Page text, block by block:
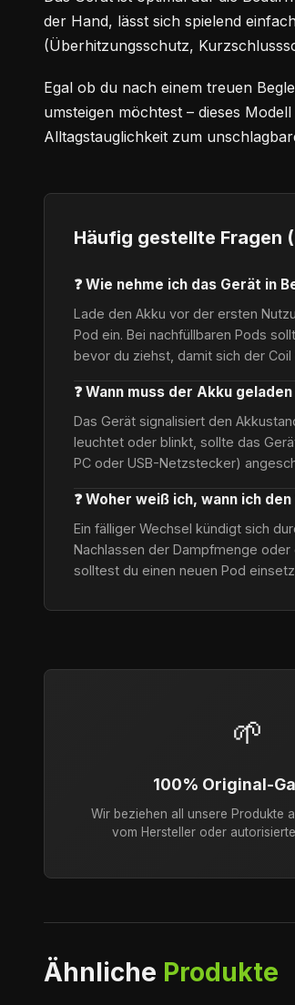
der Hand, lässt sich spielend
(Überhitzungsschutz,
Egal ob du nach einem treuen
umsteigen möchtest – dieses
Alltagstauglichkeit zum
Häufig gestellte Fragen
❓ Wie nehme ich das Gerät in
Lade den Akku vor der ersten
Pod ein. Bei nachfüllbaren Pods
bevor du ziehst, damit sich der
❓ Wann muss der Akku
Das Gerät signalisiert den
leuchtet oder blinkt, sollte das
PC oder USB-Netzstecker)
❓ Woher weiß ich, wann ich
Ein fälliger Wechsel kündigt sich
Nachlassen der Dampfmenge
solltest du einen neuen Pod
🌱
100% Original-
Wir beziehen all unsere Produkte
vom Hersteller oder
Ähnliche Produkte